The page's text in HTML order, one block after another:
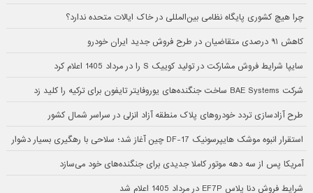
چرا هیچ کشوری پایگاه نظامی بین‌المللی در خاک ایالات متحده ندارد؟
کاهش ۹۱ درصدی متقاضیان در طرح فروش جدید ایران خودرو
سایپا شرایط فروش مشارکت در تولید کوییک S را در مرداد 1405 اعلام کرد
شرکت BAE Systems ساخت جنگنده‌های یوروفایتر تایفون برای ترکیه را کلید زد
طرح آزادسازی تردد خودروهای پلاک منطقه آزاد انزلی در سراسر شمال کشور
استقرار انبوه موشک هایپرسونیک DF-17 چین آغاز شد؛ سلاحی با رهگیری بسیار دشوار
آمریکا پس از سه دهه موتور کاملا جدیدی برای جنگنده‌های خود می‌سازد
شرایط فروش دنا پلاس EF7P در مرداد 1405 اعلام شد